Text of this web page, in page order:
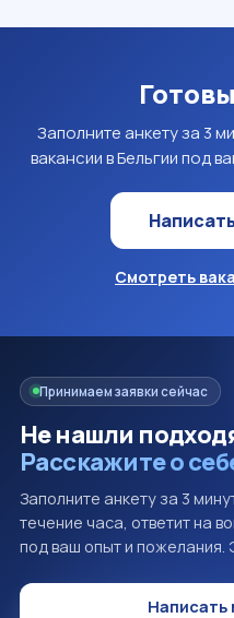
Заполните анкету за 3
вакансии в Бельгии под
Смотреть
Принимаем заявки сейчас
Не нашли
Расскажите о
Заполните анкету за 3
течение часа, ответит на
под ваш опыт и пожелания.